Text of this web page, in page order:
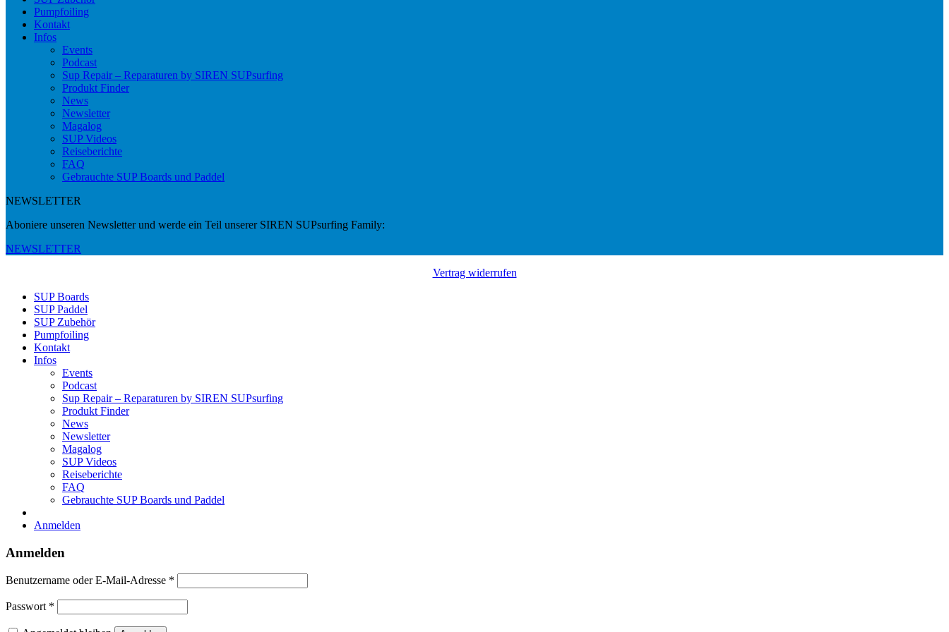
Pumpfoiling
Kontakt
Infos
Events
Podcast
Sup Repair – Reparaturen by SIREN SUPsurfing
Produkt Finder
News
Newsletter
Magalog
SUP Videos
Reiseberichte
FAQ
Gebrauchte SUP Boards und Paddel
NEWSLETTER
Aboniere unseren Newsletter und werde ein Teil unserer SIREN SUPsurfing Family:
NEWSLETTER
Vertrag widerrufen
SUP Boards
SUP Paddel
SUP Zubehör
Pumpfoiling
Kontakt
Infos
Events
Podcast
Sup Repair – Reparaturen by SIREN SUPsurfing
Produkt Finder
News
Newsletter
Magalog
SUP Videos
Reiseberichte
FAQ
Gebrauchte SUP Boards und Paddel
Anmelden
Anmelden
Benutzername oder E-Mail-Adresse *
Passwort *